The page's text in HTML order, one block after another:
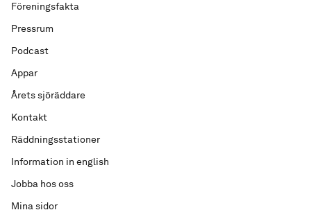
Föreningsfakta
Pressrum
Podcast
Appar
Årets sjöräddare
Kontakt
Räddningsstationer
Information in english
Jobba hos oss
Mina sidor